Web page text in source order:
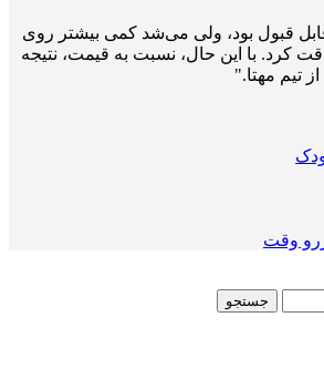
قبول بود، ولی می‌شد کمی بیشتر روی
کرد. با این حال، نسبت به قیمت، نتیجه
تیم مهتا."
وقت
جستجو